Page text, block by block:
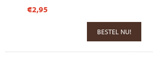
€2,95